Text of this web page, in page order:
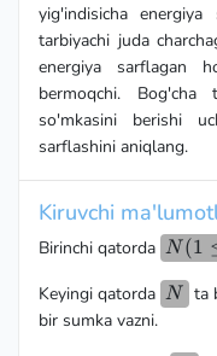
yig'indisicha
tarbiyachi juda
energiya sarflagan
bermoqchi. Bog'cha
so'mkasini berishi
sarflashini aniqlang.
Kiruvchi
Birinchi qatorda N(1
\le
N (1
Keyingi qatorda N
N ta
bir sumka vazni.